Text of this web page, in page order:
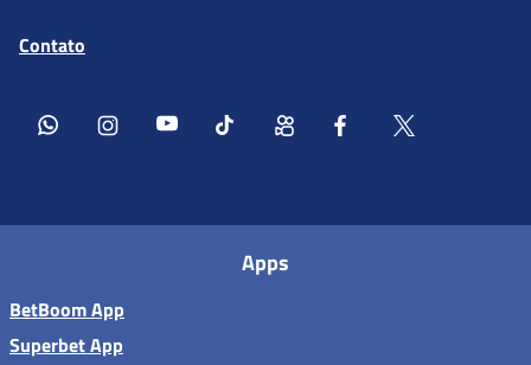
Contato
Apps
BetBoom App
Superbet App